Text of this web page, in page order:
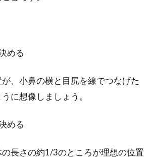
める
、小鼻の横と目尻を線でつなげた
に想像しましょう。
める
長さの約1/3のところが理想の位置